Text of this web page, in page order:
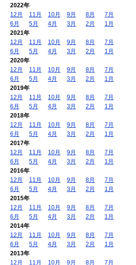
2022年
12月
11月 10月 9月 8月
7月
6月
5月 4月 3月 2月
1月
2021年
12月
11月 10月 9月 8月
7月
6月
5月 4月 3月 2月
1月
2020年
12月
11月 10月 9月 8月
7月
6月
5月 4月 3月 2月
1月
2019年
12月
11月 10月 9月 8月
7月
6月
5月 4月 3月 2月
1月
2018年
12月
11月 10月 9月 8月
7月
6月
5月 4月 3月 2月
1月
2017年
12月
11月 10月 9月 8月
7月
6月
5月 4月 3月 2月
1月
2016年
12月
11月 10月 9月 8月
7月
6月
5月 4月 3月 2月
1月
2015年
12月
11月 10月 9月 8月
7月
6月
5月 4月 3月 2月
1月
2014年
12月
11月 10月 9月 8月
7月
6月
5月 4月 3月 2月
1月
2013年
12月
11月 10月 9月 8月 7月